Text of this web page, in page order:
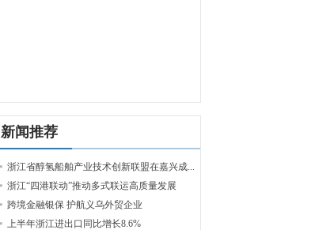
新闻推荐
浙江省醇氢船舶产业技术创新联盟在嘉兴成...
浙江“四港联动”推动多式联运高质量发展
跨境金融银保 护航义乌外贸企业
上半年浙江进出口同比增长8.6%